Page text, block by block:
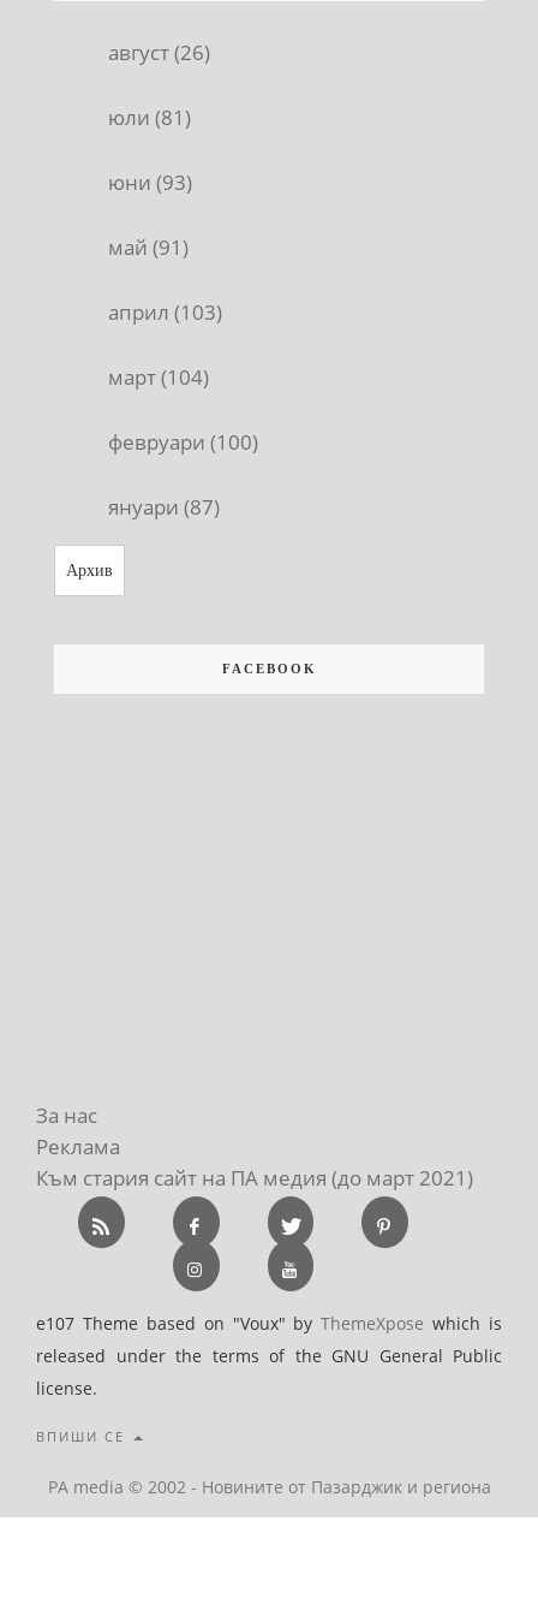
август (26)
юли (81)
юни (93)
май (91)
април (103)
март (104)
февруари (100)
януари (87)
Архив
FACEBOOK
За нас
Реклама
Към стария сайт на ПА медия (до март 2021)
e107 Theme based on "Voux" byThemeXpose which is
released under the terms of the GNU General Public
license.
ВПИШИ СЕ
PA media © 2002 - Новините от Пазарджик и региона